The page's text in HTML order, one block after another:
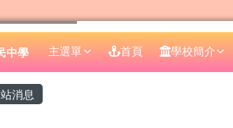
中學 主選單 首頁 學校簡介
區域
消息